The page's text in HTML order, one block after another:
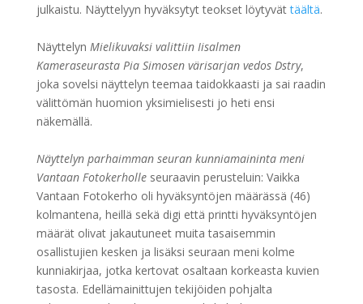
julkaistu. Näyttelyyn hyväksytyt teokset löytyvättäältä.
Näyttelyn Mielikuvaksi valittiin Iisalmen
Kameraseurasta Pia Simosen värisarjan vedos Dstry,
joka sovelsi näyttelyn teemaa taidokkaasti ja sai raadin
välittömän huomion yksimielisesti jo heti ensi
näkemällä.
Näyttelyn parhaimman seuran kunniamaininta meni
Vantaan Fotokerholleseuraavin perusteluin: Vaikka
Vantaan Fotokerho oli hyväksyntöjen määrässä (46)
kolmantena, heillä sekä digi että printti hyväksyntöjen
määrät olivat jakautuneet muita tasaisemmin
osallistujien kesken ja lisäksi seuraan meni kolme
kunniakirjaa, jotka kertovat osaltaan korkeasta kuvien
tasosta. Edellämainittujen tekijöiden pohjalta